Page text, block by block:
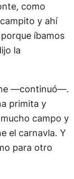
como
y ahí
íbamos
la
—continuó—.
primita y
campo y
el carnavla. Y
para otro